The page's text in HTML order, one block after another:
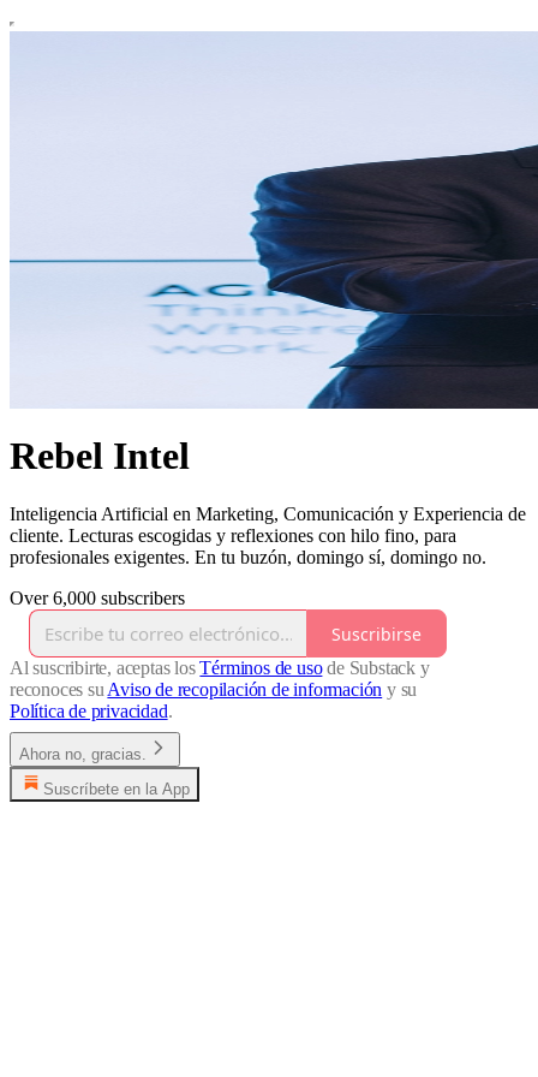
Rebel Intel
Inteligencia Artificial en Marketing, Comunicación y Experiencia de
cliente. Lecturas escogidas y reflexiones con hilo fino, para
profesionales exigentes. En tu buzón, domingo sí, domingo no.
Over 6,000 subscribers
Suscribirse
Al suscribirte, aceptas losTérminos de usode Substack y
reconoces suAviso de recopilación de información y su
Política de privacidad.
Ahora no, gracias.
Suscríbete en la App